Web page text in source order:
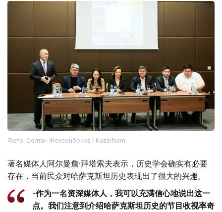
Фото: Солтан Жексенбеков / Kazinform
著名媒体人阿尔曼詹·拜塔索夫表示，历史学会确实有必要
存在，当前民众对哈萨克斯坦历史表现出了很大的兴趣。
-作为一名资深媒体人，我可以充满信心地说出这一
点。我们注意到介绍哈萨克斯坦历史的节目收视率奇